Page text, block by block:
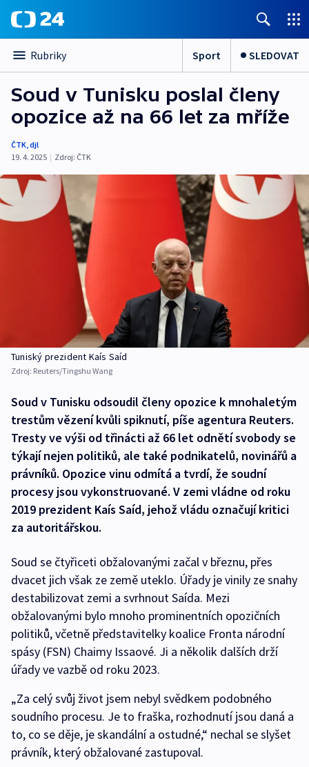
Rubriky Sport SLEDOVAT
Soud v Tunisku poslal členy
opozice až na 66 let za mříže
ČTK,djl
19. 4. 2025 | Zdroj: ČTK
Tuniský prezident Kaís Saíd
Zdroj: Reuters/Tingshu Wang
Soud v Tunisku odsoudil členy opozice k mnohaletým
trestům vězení kvůli spiknutí, píše agentura Reuters.
Tresty ve výši od třinácti až 66 let odnětí svobody se
týkají nejen politiků, ale také podnikatelů, novinářů a
právníků. Opozice vinu odmítá a tvrdí, že soudní
procesy jsou vykonstruované. V zemi vládne od roku
2019 prezident Kaís Saíd, jehož vládu označují kritici
za autoritářskou.
Soud se čtyřiceti obžalovanými začal v březnu, přes
dvacet jich však ze země uteklo. Úřady je vinily ze snahy
destabilizovat zemi a svrhnout Saída. Mezi
obžalovanými bylo mnoho prominentních opozičních
politiků, včetně představitelky koalice Fronta národní
spásy (FSN) Chaimy Issaové. Ji a několik dalších drží
úřady ve vazbě od roku 2023.
„Za celý svůj život jsem nebyl svědkem podobného
soudního procesu. Je to fraška, rozhodnutí jsou daná a
to, co se děje, je skandální a ostudné,“ nechal se slyšet
právník, který obžalované zastupoval.